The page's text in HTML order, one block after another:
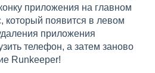
приложения на главном
который появится в левом
приложения
телефон, а затем заново
Runkeeper!